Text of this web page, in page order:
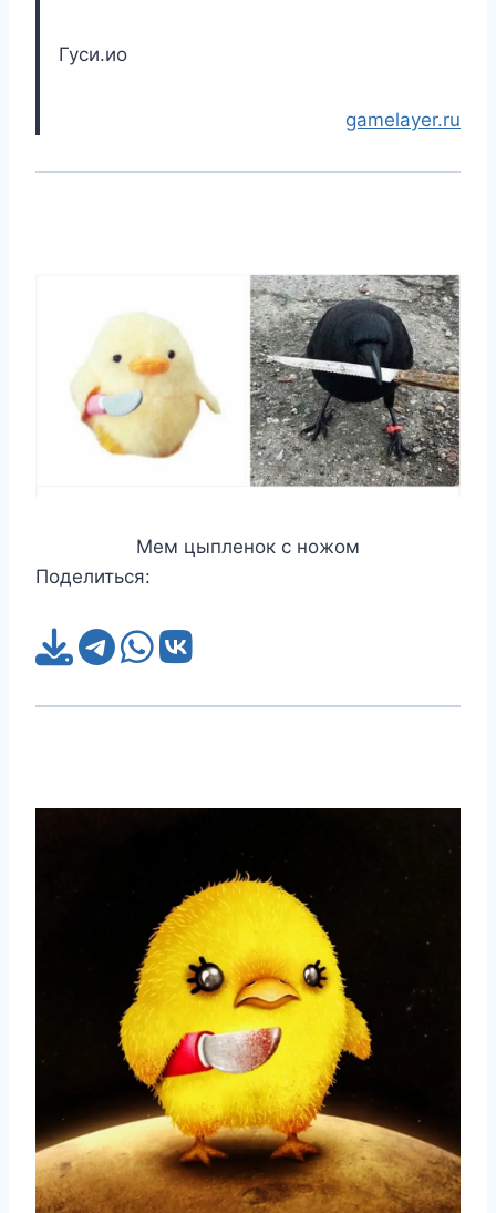
Гуси.ио
gamelayer.ru
Мем цыпленок с ножом
Поделиться: